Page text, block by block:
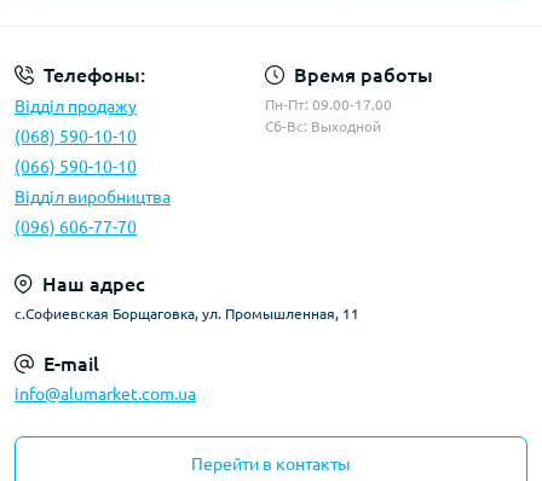
Телефоны:
Відділ продажу
(068) 590-10-10
(066) 590-10-10
Відділ виробництва
(096) 606-77-70
Время работы
Пн-Пт: 09.00-17.00
Сб-Вс: Выходной
Наш адрес
с.Софиевская Борщаговка, ул. Промышленная, 11
E-mail
info@alumarket.com.ua
Перейти в контакты